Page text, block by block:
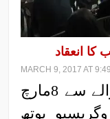
کا انعقاد
MARCH 9, 2017 AT
خواتین کے عالمی دن کے حوالے سے 8مارچ
یوتھ